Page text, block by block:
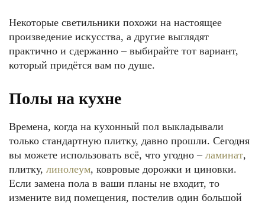
Некоторые светильники похожи на настоящее
произведение искусства, а другие выглядят
практично и сдержанно – выбирайте тот вариант,
который придётся вам по душе.
Полы на кухне
Времена, когда на кухонный пол выкладывали
только стандартную плитку, давно прошли. Сегодня
вы можете использовать всё, что угодно – ламинат,
плитку, линолеум, ковровые дорожки и циновки.
Если замена пола в ваши планы не входит, то
измените вид помещения, постелив один большой